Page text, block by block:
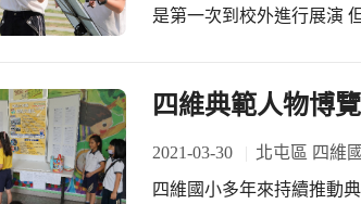
是第一次到校外進行展演 但他們平日在學校都專心聆聽芳瑜老師的指導 勤奮練習
們能夠有這麼完美的校外
四維典範人物博
2021-03-30 北屯區 四維
四維國小多年來持續推動